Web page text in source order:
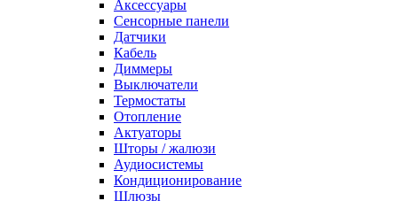
Аксессуары
Сенсорные панели
Датчики
Кабель
Диммеры
Выключатели
Термостаты
Отопление
Актуаторы
Шторы / жалюзи
Аудиосистемы
Кондиционирование
Шлюзы